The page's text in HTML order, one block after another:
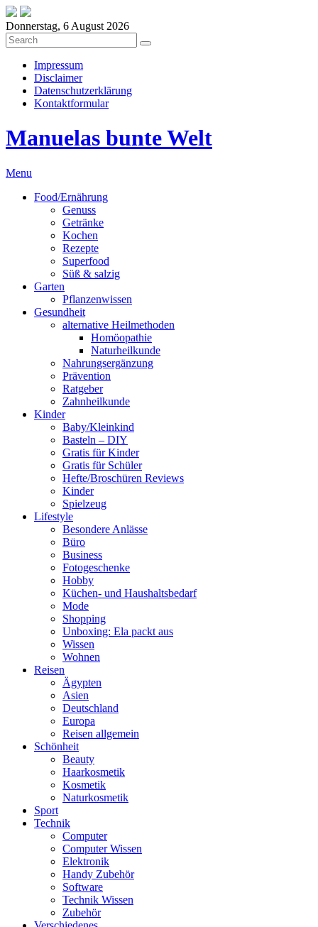
Donnerstag, 6 August 2026
Impressum
Disclaimer
Datenschutzerklärung
Kontaktformular
Manuelas bunte Welt
Menu
Food/Ernährung
Genuss
Getränke
Kochen
Rezepte
Superfood
Süß & salzig
Garten
Pflanzenwissen
Gesundheit
alternative Heilmethoden
Homöopathie
Naturheilkunde
Nahrungsergänzung
Prävention
Ratgeber
Zahnheilkunde
Kinder
Baby/Kleinkind
Basteln – DIY
Gratis für Kinder
Gratis für Schüler
Hefte/Broschüren Reviews
Kinder
Spielzeug
Lifestyle
Besondere Anlässe
Büro
Business
Fotogeschenke
Hobby
Küchen- und Haushaltsbedarf
Mode
Shopping
Unboxing: Ela packt aus
Wissen
Wohnen
Reisen
Ägypten
Asien
Deutschland
Europa
Reisen allgemein
Schönheit
Beauty
Haarkosmetik
Kosmetik
Naturkosmetik
Sport
Technik
Computer
Computer Wissen
Elektronik
Handy Zubehör
Software
Technik Wissen
Zubehör